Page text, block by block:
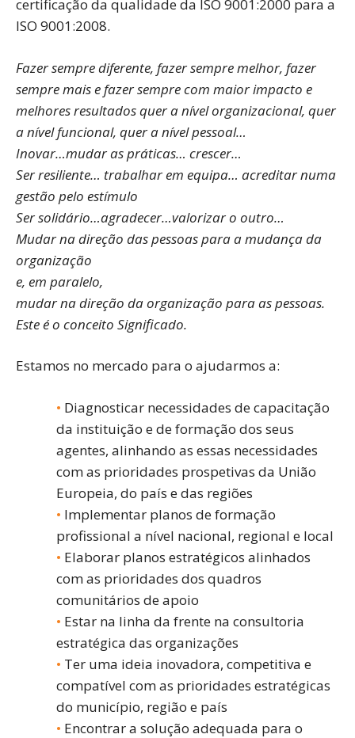
certificação da qualidade da ISO 9001:2000 para a
ISO 9001:2008.
Fazer sempre diferente, fazer sempre melhor, fazer
sempre mais e fazer sempre com maior impacto e
melhores resultados quer a nível organizacional, quer
a nível funcional, quer a nível pessoal…
Inovar…mudar as práticas… crescer…
Ser resiliente… trabalhar em equipa… acreditar numa
gestão pelo estímulo
Ser solidário…agradecer…valorizar o outro…
Mudar na direção das pessoas para a mudança da
organização
e, em paralelo,
mudar na direção da organização para as pessoas.
Este é o conceito Significado.
Estamos no mercado para o ajudarmos a:
Diagnosticar necessidades de capacitação
da instituição e de formação dos seus
agentes, alinhando as essas necessidades
com as prioridades prospetivas da União
Europeia, do país e das regiões
Implementar planos de formação
profissional a nível nacional, regional e local
Elaborar planos estratégicos alinhados
com as prioridades dos quadros
comunitários de apoio
Estar na linha da frente na consultoria
estratégica das organizações
Ter uma ideia inovadora, competitiva e
compatível com as prioridades estratégicas
do município, região e país
Encontrar a solução adequada para o